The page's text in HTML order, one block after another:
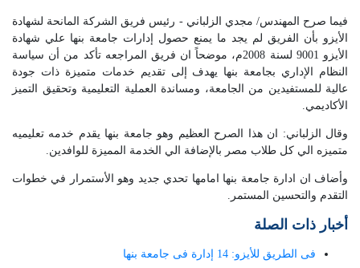
فيما صرح المهندس/ مجدي الزلباني - رئيس فريق الشركة المانحة لشهادة
الأيزو بأن الفريق لم يجد ما يمنع حصول إدارات جامعة بنها علي شهادة
الأيزو 9001 لسنة 2008م، موضحاً ان فريق المراجعه تأكد من أن سياسة
النظام الإداري بجامعة بنها يهدف إلى تقديم خدمات متميزة ذات جودة
عالية للمستفيدين من الجامعة، ومساندة العملية التعليمية وتحقيق التميز
الأكاديمي.
وقال الزلباني: ان هذا الصرح العظيم وهو جامعة بنها يقدم خدمه تعليميه
متميزه الي كل طلاب مصر بالإضافة الي الخدمة المميزة للوافدين.
وأضاف ان ادارة جامعة بنها امامها تحدي جديد وهو الأستمرار في خطوات
التقدم والتحسين المستمر.
أخبار ذات الصلة
فى الطريق للأيزو: 14 إدارة فى جامعة بنها